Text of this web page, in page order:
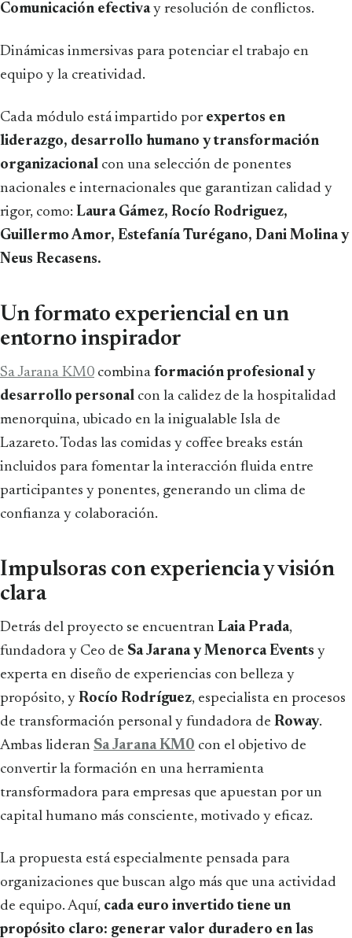
Comunicación efectivay resolución de conflictos.
Dinámicas inmersivas para potenciar el trabajo en
equipo y la creatividad.
Cada módulo está impartido por expertos en
liderazgo, desarrollo humano y transformación
organizacional con una selección de ponentes
nacionales e internacionales que garantizan calidad y
rigor, como: Laura Gámez, Rocío Rodriguez,
Guillermo Amor, Estefanía Turégano, Dani Molina y
Neus Recasens.
Un formato experiencial en un
entorno inspirador
Sa Jarana KM0 combina formación profesional y
desarrollo personal con la calidez de la hospitalidad
menorquina, ubicado en la inigualable Isla de
Lazareto. Todas las comidas y coffee breaks están
incluidos para fomentar la interacción fluida entre
participantes y ponentes, generando un clima de
confianza y colaboración.
Impulsoras con experiencia y visión
clara
Detrás del proyecto se encuentran Laia Prada,
fundadora y Ceo de Sa Jarana y Menorca Events y
experta en diseño de experiencias con belleza y
propósito, y Rocío Rodríguez, especialista en procesos
de transformación personal y fundadora de Roway.
Ambas lideran Sa Jarana KM0 con el objetivo de
convertir la formación en una herramienta
transformadora para empresas que apuestan por un
capital humano más consciente, motivado y eficaz.
La propuesta está especialmente pensada para
organizaciones que buscan algo más que una actividad
de equipo. Aquí, cada euro invertido tiene un
propósito claro: generar valor duradero en las